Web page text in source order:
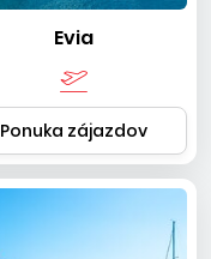
Evia
Ponuka zájazdov